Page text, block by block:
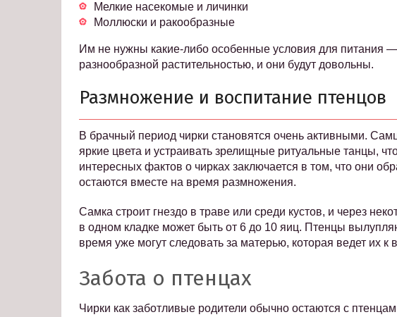
Мелкие насекомые и личинки
Моллюски и ракообразные
Им не нужны какие-либо особенные условия для питания
разнообразной растительностью, и они будут довольны.
Размножение и воспитание птенцов
В брачный период чирки становятся очень активными.
яркие цвета и устраивать зрелищные ритуальные танцы,
интересных фактов о чирках заключается в том, что они
остаются вместе на время размножения.
Самка строит гнездо в траве или среди кустов, и через
в одном кладке может быть от 6 до 10 яиц. Птенцы
время уже могут следовать за матерью, которая ведет их к
Забота о птенцах
Чирки как заботливые родители обычно остаются с